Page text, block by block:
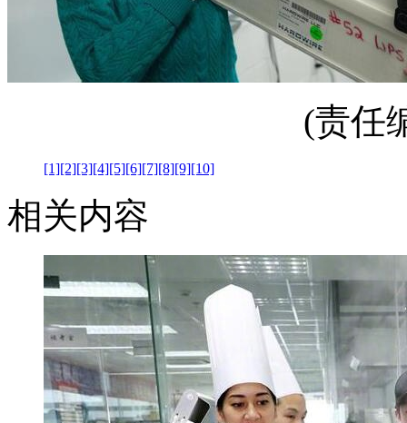
(责任
[1][2][3][4][5][6][7][8][9][10]
相关内容